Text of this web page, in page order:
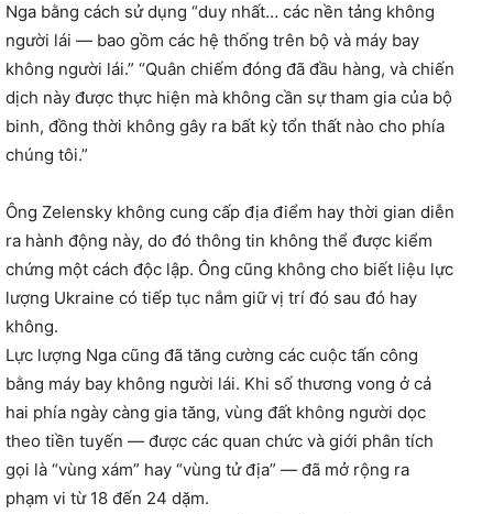
Nga bằng cách sử dụng “duy nhất… các nền tảng không
người lái — bao gồm các hệ thống trên bộ và máy bay
không người lái.” “Quân chiếm đóng đã đầu hàng, và chiến
dịch này được thực hiện mà không cần sự tham gia của bộ
binh, đồng thời không gây ra bất kỳ tổn thất nào cho phía
chúng tôi.”
Ông Zelensky không cung cấp địa điểm hay thời gian diễn
ra hành động này, do đó thông tin không thể được kiểm
chứng một cách độc lập. Ông cũng không cho biết liệu lực
lượng Ukraine có tiếp tục nắm giữ vị trí đó sau đó hay
không.
Lực lượng Nga cũng đã tăng cường các cuộc tấn công
bằng máy bay không người lái. Khi số thương vong ở cả
hai phía ngày càng gia tăng, vùng đất không người dọc
theo tiền tuyến — được các quan chức và giới phân tích
gọi là “vùng xám” hay “vùng tử địa” — đã mở rộng ra
phạm vi từ 18 đến 24 dặm.